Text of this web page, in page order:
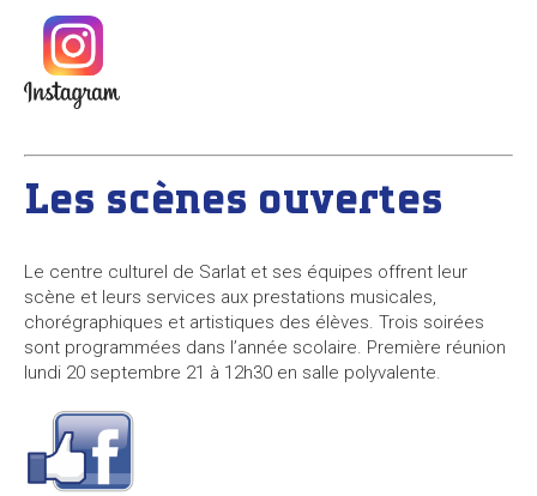
Les scènes ouvertes
Le centre culturel de Sarlat et ses équipes offrent leur
scène et leurs services aux prestations musicales,
chorégraphiques et artistiques des élèves. Trois soirées
sont programmées dans l’année scolaire. Première réunion
lundi 20 septembre 21 à 12h30 en salle polyvalente.